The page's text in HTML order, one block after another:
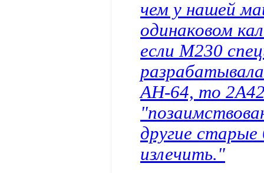
чем у нашей
одинаковом
если М230
АН-64, то
другие старые
излечить."